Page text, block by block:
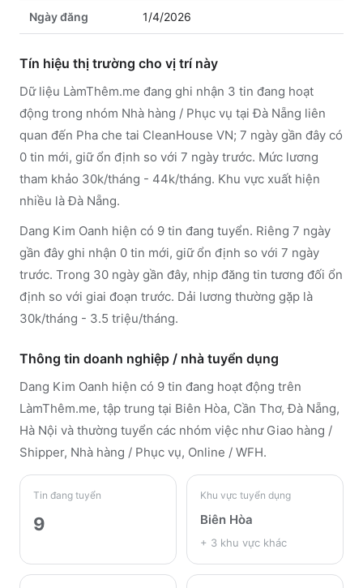
Ngày đăng 1/4/2026
Tín hiệu thị trường cho vị trí này
Dữ liệu LàmThêm.me đang ghi nhận 3 tin đang hoạt
động trong nhóm Nhà hàng / Phục vụ tại Đà Nẵng liên
quan đến Pha che tai CleanHouse VN; 7 ngày gần đây có
0 tin mới, giữ ổn định so với 7 ngày trước. Mức lương
tham khảo 30k/tháng - 44k/tháng. Khu vực xuất hiện
nhiều là Đà Nẵng.
Dang Kim Oanh hiện có 9 tin đang tuyển. Riêng 7 ngày
gần đây ghi nhận 0 tin mới, giữ ổn định so với 7 ngày
trước. Trong 30 ngày gần đây, nhịp đăng tin tương đối ổn
định so với giai đoạn trước. Dải lương thường gặp là
30k/tháng - 3.5 triệu/tháng.
Thông tin doanh nghiệp / nhà tuyển dụng
Dang Kim Oanh hiện có 9 tin đang hoạt động trên
LàmThêm.me, tập trung tại Biên Hòa, Cần Thơ, Đà Nẵng,
Hà Nội và thường tuyển các nhóm việc như Giao hàng /
Shipper, Nhà hàng / Phục vụ, Online / WFH.
Tin đang tuyển
9
Khu vực tuyển dụng
Biên Hòa
+ 3 khu vực khác